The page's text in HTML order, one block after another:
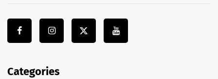
Categories